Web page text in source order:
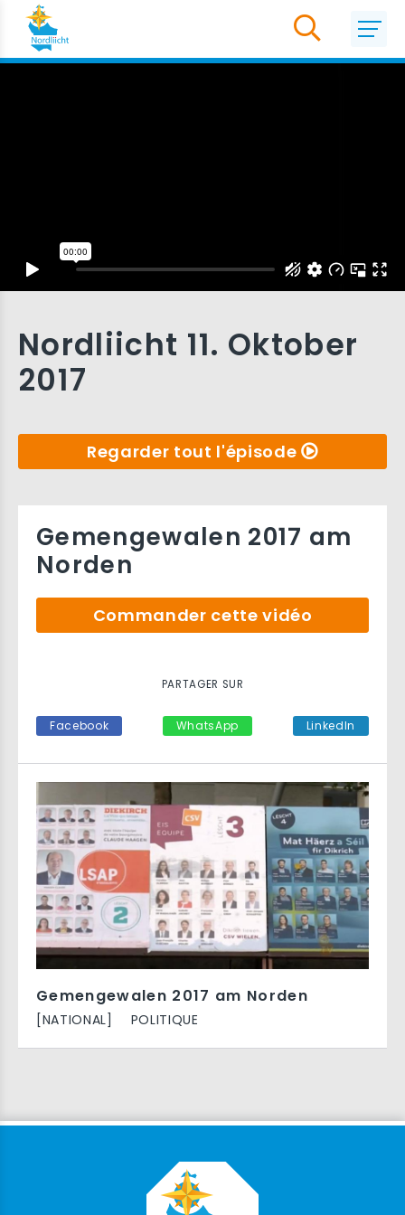
Nordliicht 11. Oktober
2017
Regarder tout l'épisode
Gemengewalen 2017 am Norden
[NATIONAL] POLITIQUE
Gemengewalen 2017 am
Norden
Commander cette vidéo
PARTAGER SUR
Facebook WhatsApp LinkedIn